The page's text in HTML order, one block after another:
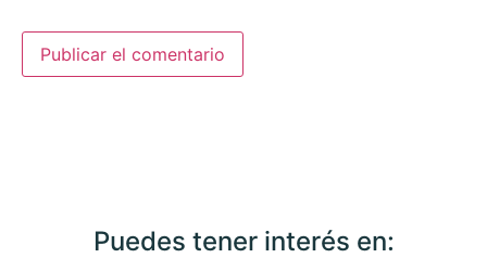
Puedes tener interés en: